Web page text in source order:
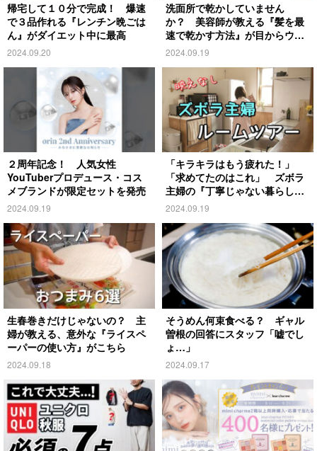
帰宅して１０分で完成！ 爆速
で３品作れる『レンチン晩ごは
ん』がダイエット中に最高
2024.09.20
洗面所で乾かしていません
か？ 美容師が教える『髪を最
速で乾かす方法』が目からウロ
コ
2024.09.19
２周年記念！ 人気女性
YouTuberプロデュース・コス
メブランドが限定セットを発売
2024.09.19
「キラキラはもう疲れた！」
「求めてたのはこれ」 ズボラ
主婦の『丁寧じゃない暮らし』
がこちら
2024.09.19
生春巻きだけじゃないの？ 主
婦が教える、意外な『ライスペ
ーパーの使い方』がこちら
2024.09.18
そうめん何束食べる？ ギャル
曽根の回答にスタッフ「嘘でし
ょ…」
2024.09.17